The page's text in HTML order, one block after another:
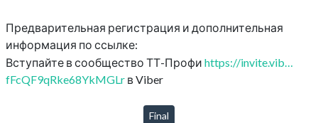
Предварительная регистрация и дополнительная
информация по ссылке:
Вступайте в сообщество ТТ-Профи https://invite.vib…
fFcQF9qRke68YkMGLr в Viber
Final